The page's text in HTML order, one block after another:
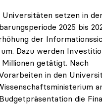
setzen in der
2025 bis
der
Dazu werden
getätigt. Nach
in den
die